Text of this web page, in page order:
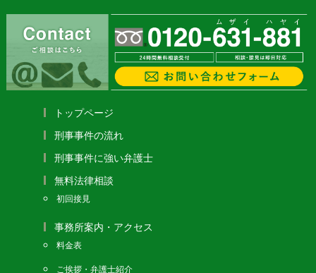
トップページ
刑事事件の流れ
刑事事件に強い弁護士
無料法律相談
初回接見
事務所案内・アクセス
料金表
ご挨拶・弁護士紹介